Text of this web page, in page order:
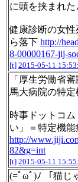
に頭を挟まれた
健康診断の女
ら落下 http://
8-00000167-jij-
[t] 2015-05-11
「厚生労働省
馬大病院の特定
時事ドットコ
い」＝特定機
http://
82&g=int
[t] 2015-05-11
(=ﾟωﾟ)ﾉ 「猫じ